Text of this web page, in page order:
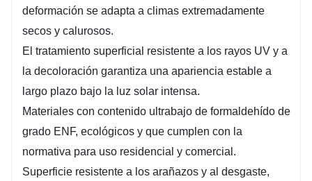
deformación se adapta a climas extremadamente
secos y calurosos.
El tratamiento superficial resistente a los rayos UV y a
la decoloración garantiza una apariencia estable a
largo plazo bajo la luz solar intensa.
Materiales con contenido ultrabajo de formaldehído de
grado ENF, ecológicos y que cumplen con la
normativa para uso residencial y comercial.
Superficie resistente a los arañazos y al desgaste,